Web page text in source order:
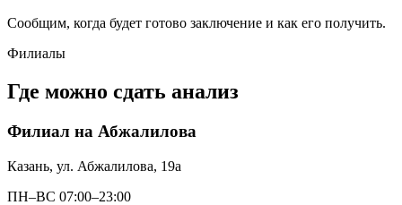
Сообщим, когда будет готово заключение и как его получить.
Филиалы
Где можно сдать анализ
Филиал на Абжалилова
Казань, ул. Абжалилова, 19а
ПН–ВС 07:00–23:00